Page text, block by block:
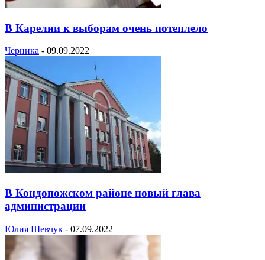
В Карелии к выборам очень потеплело
Черника - 09.09.2022
В Кондопожском районе новый глава
администрации
Юлия Шевчук - 07.09.2022